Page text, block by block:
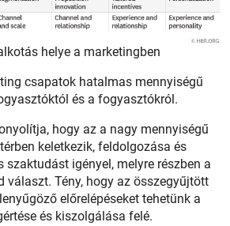
helye a marketingben
csapatok hatalmas mennyiségű
és a fogyasztókról.
hogy az a nagy mennyiségű
keletkezik, feldolgozása és
szaktudást igényel, melyre részben a
választ. Tény, hogy az összegyűjtött
előrelépéseket tehetünk a
és kiszolgálása felé.